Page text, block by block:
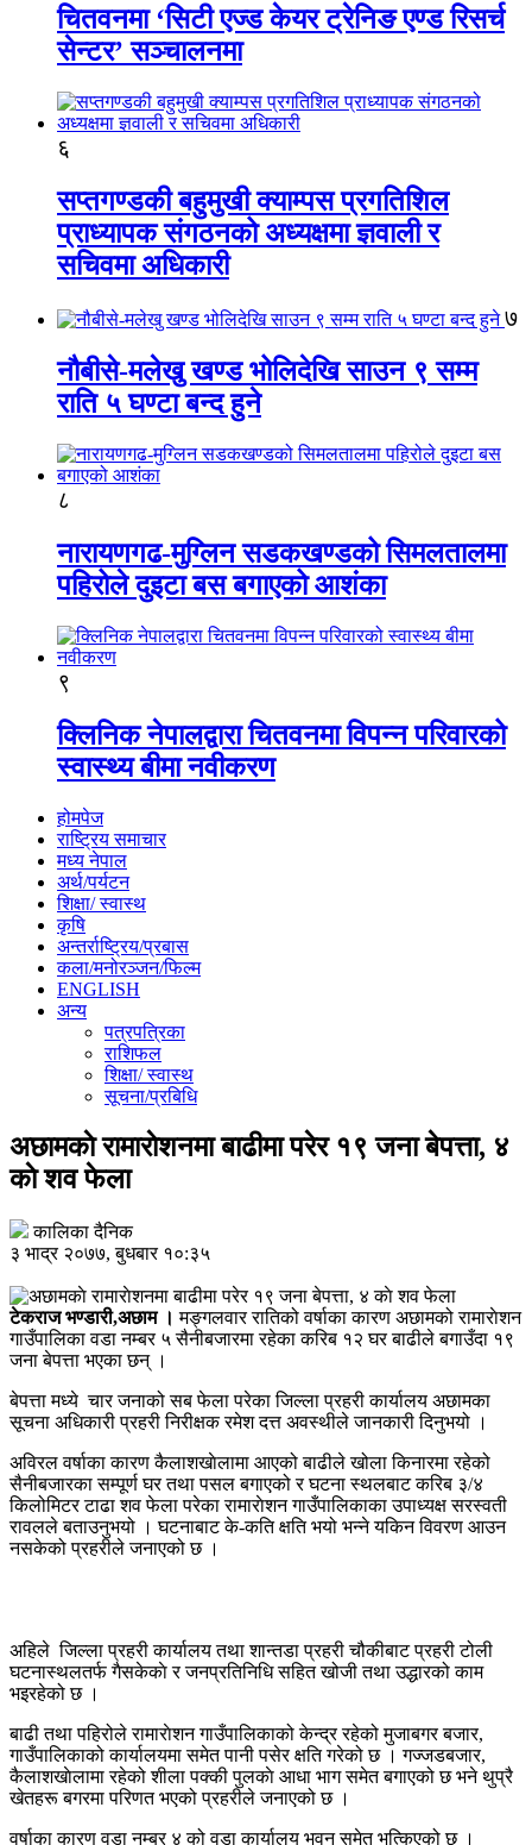
चितवनमा ‘सिटी एज्ड केयर ट्रेनिङ एण्ड रिसर्च
सेन्टर’ सञ्चालनमा
६
सप्तगण्डकी बहुमुखी क्याम्पस प्रगतिशिल
प्राध्यापक संगठनको अध्यक्षमा ज्ञवाली र
सचिवमा अधिकारी
७
नौबीसे-मलेखु खण्ड भोलिदेखि साउन ९ सम्म
राति ५ घण्टा बन्द हुने
८
नारायणगढ-मुग्लिन सडकखण्डको सिमलतालमा
पहिरोले दुइटा बस बगाएको आशंका
९
क्लिनिक नेपालद्वारा चितवनमा विपन्न परिवारको
स्वास्थ्य बीमा नवीकरण
होमपेज
राष्ट्रिय समाचार
मध्य नेपाल
अर्थ/पर्यटन
शिक्षा/ स्वास्थ
कृषि
अन्तर्राष्ट्रिय/प्रबास
कला/मनोरञ्जन/फिल्म
ENGLISH
अन्य
पत्रपत्रिका
राशिफल
शिक्षा/ स्वास्थ
सूचना/प्रबिधि
अछामकाे रामाराेशनमा बाढीमा परेर १९ जना बेपत्ता, ४
काे शव फेला
कालिका दैनिक
३ भाद्र २०७७, बुधबार १०:३५
टेकराज भण्डारी,अछाम ।मङ्गलवार रातिको वर्षाका कारण अछामको रामाराेशन
गाउँपालिका वडा नम्बर ५ सैनीबजारमा रहेका करिब १२ घर बाढीले बगाउँदा १९
जना बेपत्ता भएका छन् ।
बेपत्ता मध्ये चार जनाको सब फेला परेका जिल्ला प्रहरी कार्यालय अछामका
सूचना अधिकारी प्रहरी निरीक्षक रमेश दत्त अवस्थीले जानकारी दिनुभयो ।
अविरल वर्षाका कारण कैलाशखाेलामा आएको बाढीले खोला किनारमा रहेको
सैनीबजारका सम्पूर्ण घर तथा पसल बगाएको र घटना स्थलबाट करिब ३/४
किलोमिटर टाढा शव फेला परेका रामाराेशन गाउँपालिकाका उपाध्यक्ष सरस्वती
रावलले बताउनुभयो । घटनाबाट के-कति क्षति भयो भन्ने यकिन विवरण आउन
नसकेको प्रहरीले जनाएको छ ।
अहिले जिल्ला प्रहरी कार्यालय तथा शान्तडा प्रहरी चौकीबाट प्रहरी टोली
घटनास्थलतर्फ गैसकेकाे र जनप्रतिनिधि सहित खोजी तथा उद्धारको काम
भइरहेको छ ।
बाढी तथा पहिरोले रामाराेशन गाउँपालिकाको केन्द्र रहेको मुजाबगर बजार,
गाउँपालिकाको कार्यालयमा समेत पानी पसेर क्षति गरेको छ । गज्जडबजार,
कैलाशखाेलामा रहेको शीला पक्की पुलकाे आधा भाग समेत बगाएको छ भने थुप्रै
खेतहरू बगरमा परिणत भएको प्रहरीले जनाएको छ ।
वर्षाका कारण वडा नम्बर ४ को वडा कार्यालय भवन समेत भत्किएको छ ।